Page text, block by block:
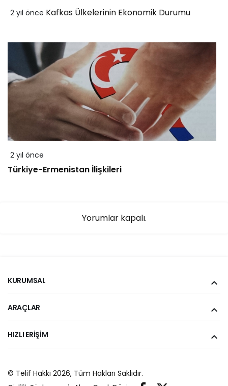
2 yıl önce Kafkas Ülkelerinin Ekonomik Durumu
2 yıl önce
Türkiye-Ermenistan İlişkileri
Yorumlar kapalı.
KURUMSAL
ARAÇLAR
HIZLI ERIŞIM
© Telif Hakkı 2026, Tüm Hakları Saklıdır.